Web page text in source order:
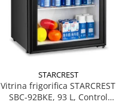
STARCREST
Vitrina frigorifica STARCREST
SBC-92BKE, 93 L, Control